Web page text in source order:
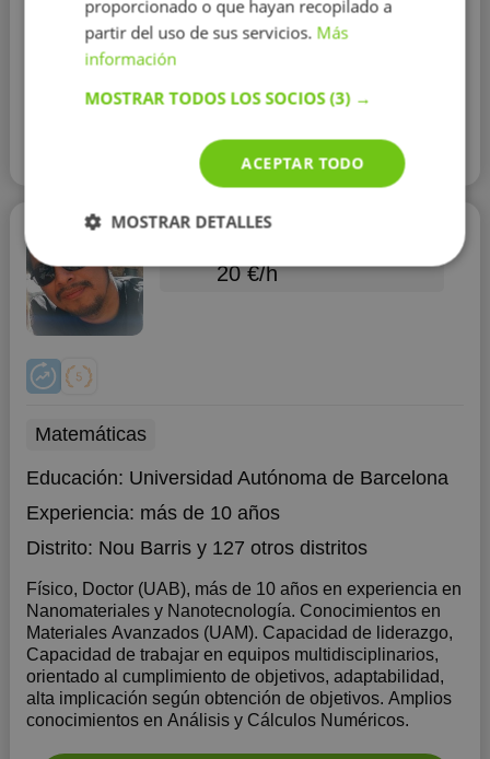
el apoyo
Hola soy Carlota, escribeme tus dudas, y
revisamos el apoyo
Contactar con el tutor
Leer más
Rogger Palacios
20 €/h
Matemáticas
Educación: Universidad Autónoma de Barcelona
Experiencia: más de 10 años
Distrito: Nou Barrisy 127 otros distritos
Físico, Doctor (UAB), más de 10 años en experiencia en
Nanomateriales y Nanotecnología. Conocimientos en
Materiales Avanzados (UAM). Capacidad de liderazgo,
Capacidad de trabajar en equipos multidisciplinarios,
orientado al cumplimiento de objetivos, adaptabilidad,
alta implicación según obtención de objetivos. Amplios
conocimientos en Análisis y Cálculos Numéricos.
proporcionado o que hayan recopilado a
partir del uso de sus servicios. Más
información
MOSTRAR TODOS LOS SOCIOS(3) →
ACEPTAR TODO
MOSTRAR DETALLES